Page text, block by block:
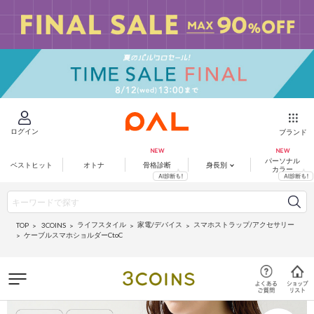
ログイン ブランド
ベストヒット オトナ 骨格診断 身長別
パーソナル
カラー
TOP 3COINS ライフスタイル 家電/デバイス
スマホストラップ/アクセサリー
ケーブルスマホショルダーCtoC